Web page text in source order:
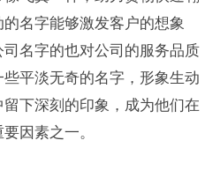
名字能够激发客户的想象
名字的也对公司的服务品质
平淡无奇的名字，形象生动
下深刻的印象，成为他们在
因素之一。